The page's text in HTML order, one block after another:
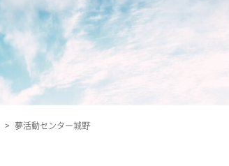
> 夢活動センター城野